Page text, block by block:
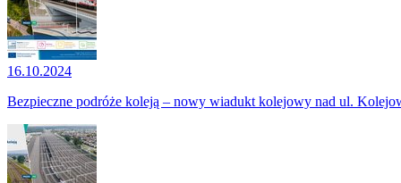
16.10.2024
Bezpieczne podróże koleją – nowy wiadukt kolejowy nad ul.